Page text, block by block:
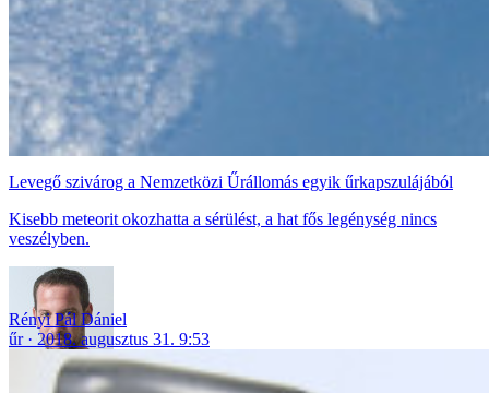
Levegő szivárog a Nemzetközi Űrállomás egyik űrkapszulájából
Kisebb meteorit okozhatta a sérülést, a hat fős legénység nincs
veszélyben.
Rényi Pál Dániel
űr
2018. augusztus 31. 9:53